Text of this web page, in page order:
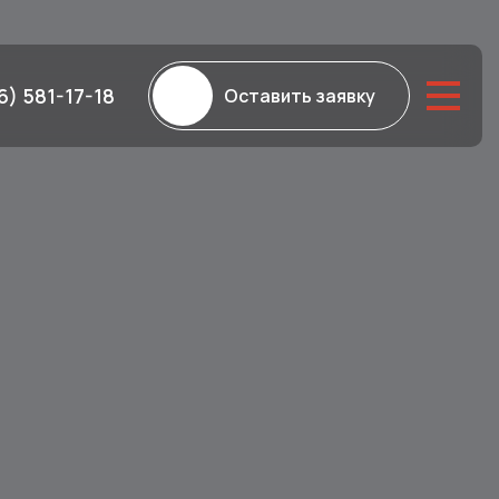
581-17-18 Оставить заявку